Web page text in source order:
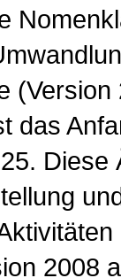
das
Diese
2008